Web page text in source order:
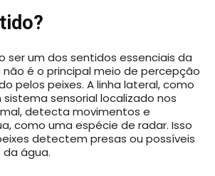
ser um dos sentidos essenciais da
não é o principal meio de percepção
pelos peixes. A linha lateral, como
sistema sensorial localizado nos
detecta movimentos e
como uma espécie de radar. Isso
detectem presas ou possíveis
água.